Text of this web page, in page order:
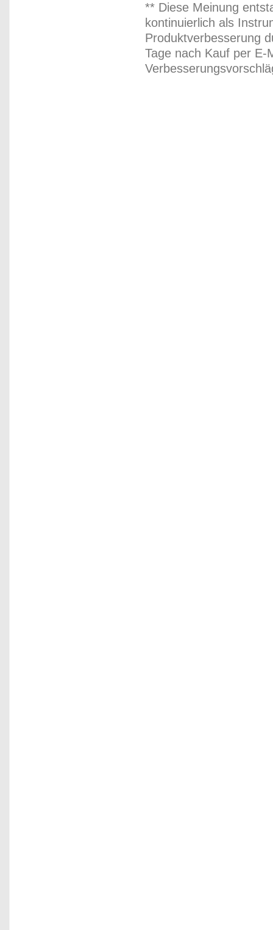
** Diese Meinung
kontinuierlich als
Produktverbesserung
Tage nach Kauf per E-